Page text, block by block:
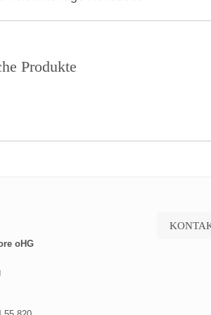
Produkte
oHG